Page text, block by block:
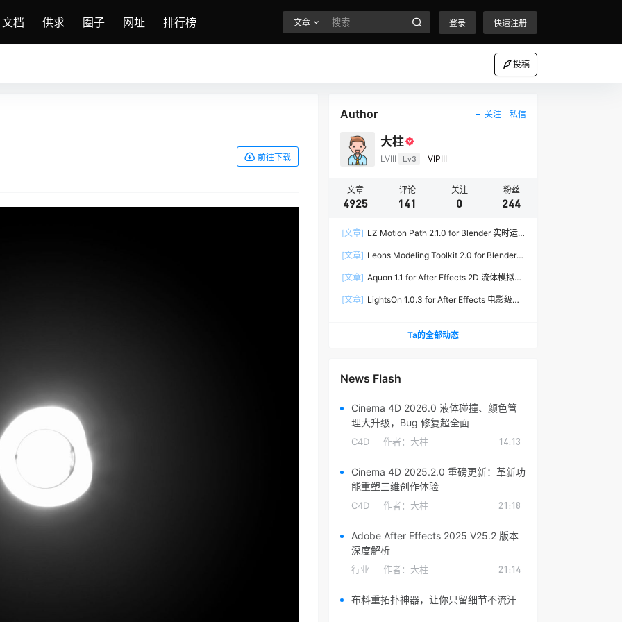
文档 供求 圈子 网址 排行榜 文章 登录 快速注册
投稿
前往下载
Author 关注 私信
大柱
LVIII Lv3 VIPIII
文章
4925
评论
141
关注
0
粉丝
244
[文章] LZ Motion Path 2.1.0 for Blender 实时运
[文章] Leons Modeling Toolkit 2.0 for Blender
[文章] Aquon 1.1 for After Effects 2D 流体模拟插
[文章] LightsOn 1.0.3 for After Effects 电影级镜
Ta的全部动态
News Flash
Cinema 4D 2026.0 液体碰撞、颜色管
理大升级，Bug 修复超全面
C4D 作者： 大柱 14:13
Cinema 4D 2025.2.0 重磅更新：革新功
能重塑三维创作体验
C4D 作者： 大柱 21:18
Adobe After Effects 2025 V25.2 版本
深度解析
行业 作者： 大柱 21:14
布料重拓扑神器，让你只留细节不流汗